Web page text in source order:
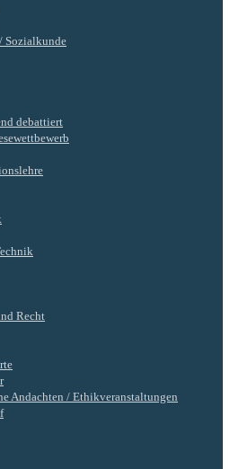
Sozialkunde
debattiert
Recht
Andachten / Ethikveranstaltungen